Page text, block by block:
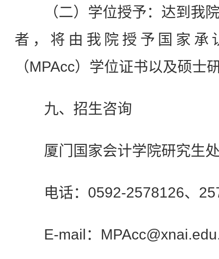
（二）学位授予：达到我院
者，将由我院授予国家承
（MPAcc）学位证书以及硕士
九、招生咨询
厦门国家会计学院研究生
电话：0592-2578126、
E-mail：